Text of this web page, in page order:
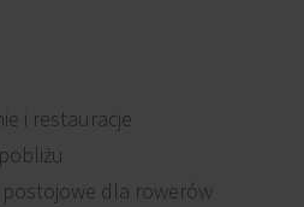
i restauracje
postojowe dla rowerów